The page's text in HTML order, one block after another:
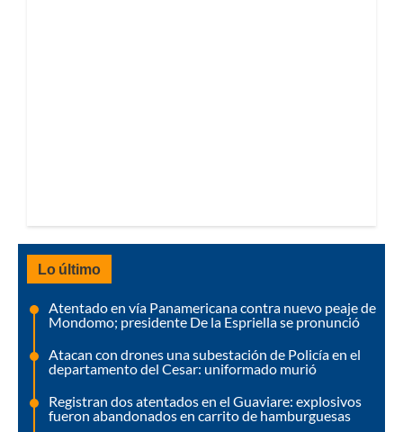
Lo último
Atentado en vía Panamericana contra nuevo peaje de
Mondomo; presidente De la Espriella se pronunció
Atacan con drones una subestación de Policía en el
departamento del Cesar: uniformado murió
Registran dos atentados en el Guaviare: explosivos
fueron abandonados en carrito de hamburguesas